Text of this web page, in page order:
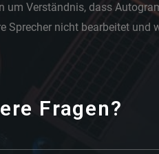
um Verständnis, dass
Sprecher nicht bearbeitet und
Fragen?